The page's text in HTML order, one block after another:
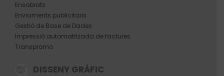
Ensobrats
Enviaments publicitaris
Gestió de Base de Dades
Impressió automatitzada de factures
Transpromo
DISSENY GRÀFIC